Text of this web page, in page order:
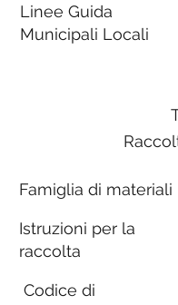
Linee Guida
Municipali Locali
Famiglia di materiali
Istruzioni per la
raccolta
Codice di